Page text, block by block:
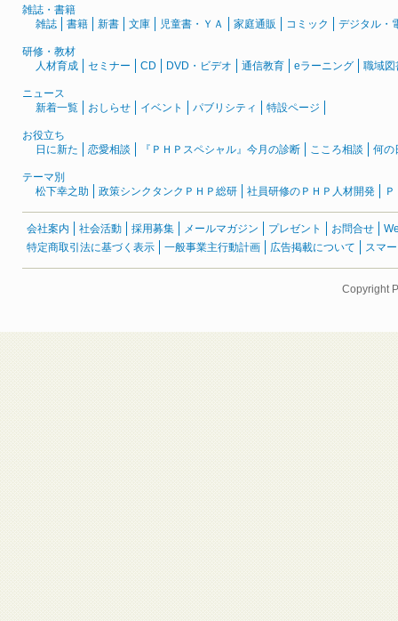
雑誌・書籍
雑誌
書籍 新書 文庫 児童書・ＹＡ 家庭通販 コミック デジタル・
研修・教材
人材育成
セミナー CD DVD・ビデオ 通信教育 eラーニング 職域図
ニュース
新着一覧
おしらせ イベント パブリシティ 特設ページ
お役立ち
日に新た
恋愛相談 『ＰＨＰスペシャル』今月の診断 こころ相談 何の
テーマ別
松下幸之助
政策シンクタンクＰＨＰ総研 社員研修のＰＨＰ人材開発
会社案内 社会活動 採用募集 メールマガジン プレゼント お問合せ
特定商取引法に基づく表示
一般事業主行動計画 広告掲載について スマ
Copyright